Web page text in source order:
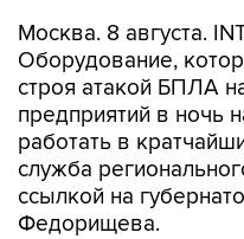
Москва. 8 августа.
Оборудование,
строя атакой БПЛА
предприятий в ночь
работать в
служба
ссылкой на
Федорищева.